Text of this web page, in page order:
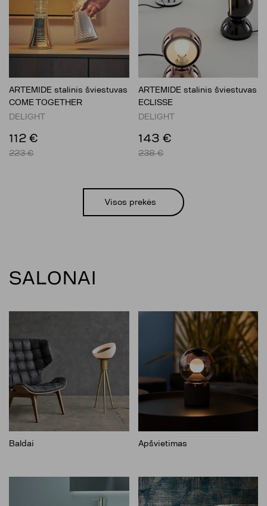
ARTEMIDE stalinis šviestuvas
COME TOGETHER
DELIGHT
112 €
223 €
ARTEMIDE stalinis šviestuvas
ECLISSE
DELIGHT
143 €
238 €
Visos prekės
SALONAI
Baldai Apšvietimas